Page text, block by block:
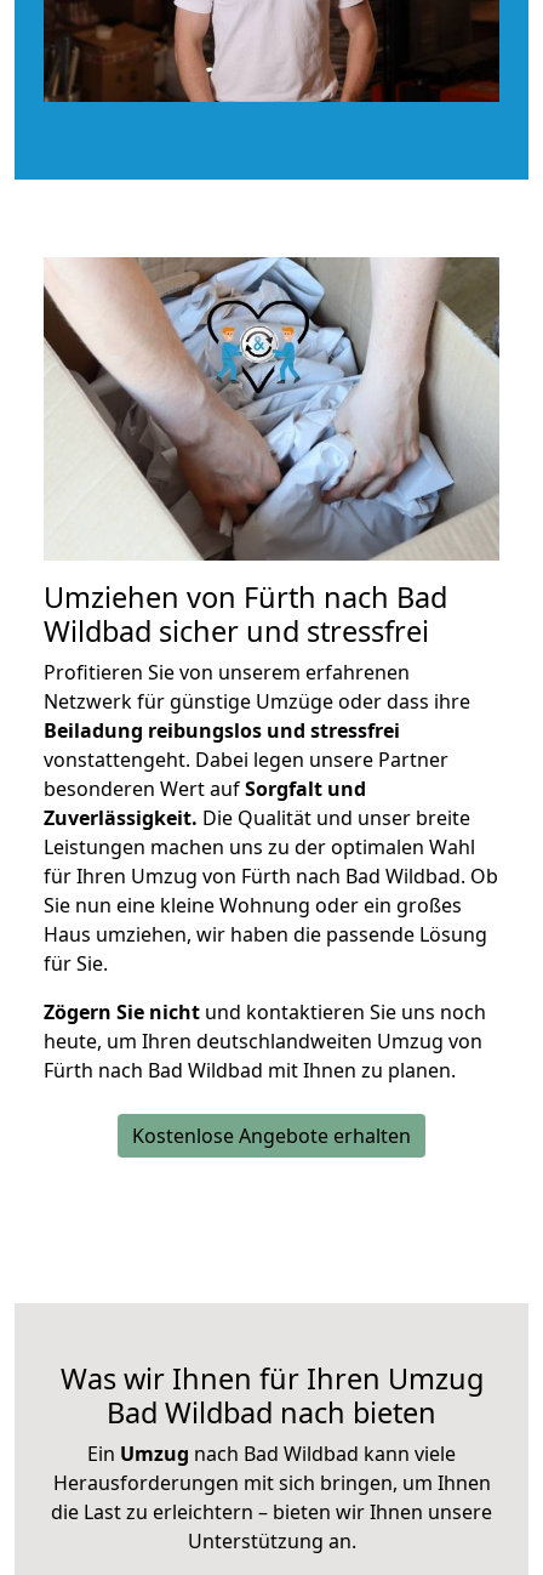
Umziehen von Fürth nach Bad
Wildbad sicher und stressfrei
Profitieren Sie von unserem erfahrenen
Netzwerk für günstige Umzüge oder dass ihre
Beiladung reibungslos und stressfrei
vonstattengeht. Dabei legen unsere Partner
besonderen Wert aufSorgfalt und
Zuverlässigkeit. Die Qualität und unser breite
Leistungen machen uns zu der optimalen Wahl
für Ihren Umzug von Fürth nach Bad Wildbad. Ob
Sie nun eine kleine Wohnung oder ein großes
Haus umziehen, wir haben die passende Lösung
für Sie.
Zögern Sie nicht und kontaktieren Sie uns noch
heute, um Ihren deutschlandweiten Umzug von
Fürth nach Bad Wildbad mit Ihnen zu planen.
Kostenlose Angebote erhalten
Was wir Ihnen für Ihren Umzug
Bad Wildbad nach bieten
Ein Umzug nach Bad Wildbad kann viele
Herausforderungen mit sich bringen, um Ihnen
die Last zu erleichtern – bieten wir Ihnen unsere
Unterstützung an.